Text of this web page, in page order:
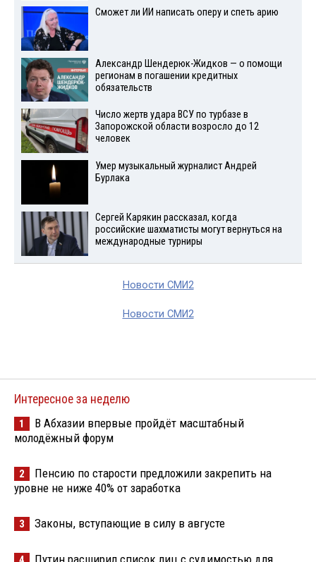
Сможет ли ИИ написать оперу и спеть арию
Александр Шендерюк-Жидков — о помощи
регионам в погашении кредитных
обязательств
Число жертв удара ВСУ по турбазе в
Запорожской области возросло до 12
человек
Умер музыкальный журналист Андрей
Бурлака
Сергей Карякин рассказал, когда
российские шахматисты могут вернуться на
международные турниры
Новости СМИ2
Новости СМИ2
Интересное за неделю
1
В Абхазии впервые пройдёт масштабный
молодёжный форум
2
Пенсию по старости предложили закрепить на
уровне не ниже 40% от заработка
3 Законы, вступающие в силу в августе
Путин расширил список лиц с судимостью для